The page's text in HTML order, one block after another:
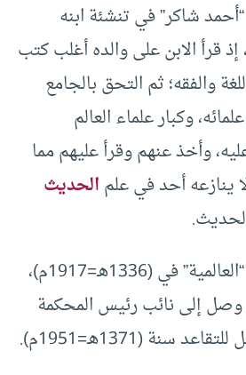
شاكر” في تنشئة ابنه
قرأ الابن على والده أغلب كتب
والفقه؛ ثم التحق بالجامع
وكبار علماء العالم
وأخذ عنهم وقرأ عليهم مما
ينازعه أحد في علمالحديث
– حصل على شهادة “العالمية” في (1336هـ=1917م)،
إلى نائب رئيس المحكمة
سنة (1371هـ=1951م).